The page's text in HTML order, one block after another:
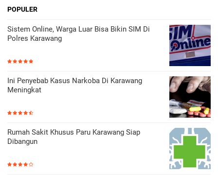
POPULER
Sistem Online, Warga Luar Bisa Bikin SIM Di
Polres Karawang
Ini Penyebab Kasus Narkoba Di Karawang
Meningkat
Rumah Sakit Khusus Paru Karawang Siap
Dibangun